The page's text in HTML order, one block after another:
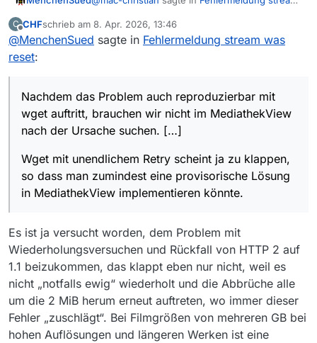
Ich lade keine Untertitel - und hatte den
MediathekView nach der Ursache suchen. Es
kann natürlich durchaus sein, dass bei der
neuen Implementierung des Untertitel-
Downloads Seiteneffekte bei der
das wäre dann ein eigenes Thema.
Wget mit unendlichem Retry scheint ja zu
klappen, so dass man zumindest eine
provisorische Lösung in MediathekView
implementieren könnte.
C
Offline
CHFschrieb am 8. Apr. 2026, 13:46
zuletzt editiert von
@MenchenSued sagte in Fehlermeldung stream was
reset:
Nachdem das Problem auch reproduzierbar mit
wget auftritt, brauchen wir nicht im MediathekView
nach der Ursache suchen. […]
Wget mit unendlichem Retry scheint ja zu klappen,
so dass man zumindest eine provisorische Lösung
in MediathekView implementieren könnte.
Es ist ja versucht worden, dem Problem mit
Wiederholungsversuchen und Rückfall von HTTP 2 auf
1.1 beizukommen, das klappt eben nur nicht, weil es
nicht „notfalls ewig“ wiederholt und die Abbrüche alle
um die 2 MiB herum erneut auftreten, wo immer dieser
Fehler „zuschlägt“. Bei Filmgrößen von mehreren GB bei
hohen Auflösungen und längeren Werken ist eine